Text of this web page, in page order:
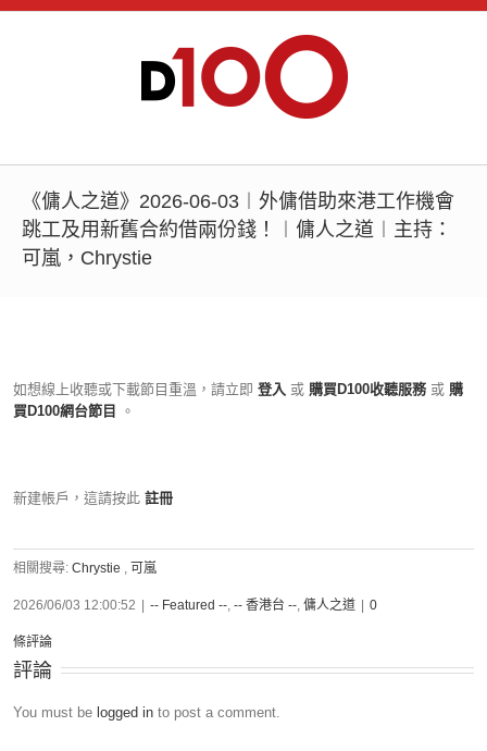
《傭人之道》2026-06-03︱外傭借助來港工作機會
跳工及用新舊合約借兩份錢！︱傭人之道︱主持：
可嵐，Chrystie
如想線上收聽或下載節目重溫，請立即 登入 或 購買D100收聽服務 或 購
買D100網台節目
。
新建帳戶，這請按此 註冊
相關搜尋: Chrystie , 可嵐
2026/06/03 12:00:52 -- Featured --, -- 香港台 --, 傭人之道 0
條評論
評論
You must be logged in to post a comment.